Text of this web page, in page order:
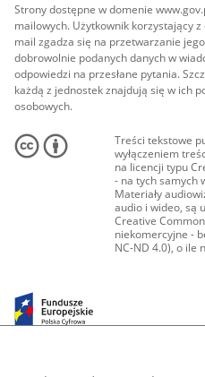
Strony dostępne w domenie
mailowych. Użytkownik korzystający
mail zgadza się na przetwarzanie
dobrowolnie podanych danych w
odpowiedzi na przesłane pytania.
każdą z jednostek znajdują się w ich
osobowych.
Treści tekstowe
wyłączeniem
na licencji typu
- na tych samych
Materiały
audio i wideo, są
Creative
niekomercyjne -
NC-ND 4.0), o ile